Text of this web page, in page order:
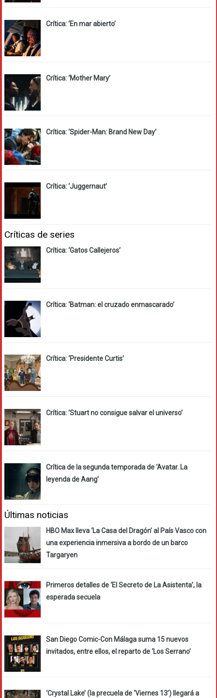
Crítica: ‘En mar abierto’
Crítica: ‘Mother Mary’
Crítica: ‘Spider-Man: Brand New Day’
Crítica: ‘Juggernaut’
Críticas de series
Crítica: ‘Gatos Callejeros’
Crítica: ‘Batman: el cruzado enmascarado’
Crítica: ‘Presidente Curtis’
Crítica: ‘Stuart no consigue salvar el universo’
Crítica de la segunda temporada de ‘Avatar. La
leyenda de Aang’
Últimas noticias
HBO Max lleva ‘La Casa del Dragón’ al País Vasco con
una experiencia inmersiva a bordo de un barco
Targaryen
Primeros detalles de ‘El Secreto de La Asistenta’, la
esperada secuela
San Diego Comic-Con Málaga suma 15 nuevos
invitados, entre ellos, el reparto de ‘Los Serrano’
‘Crystal Lake’ (la precuela de ‘Viernes 13’) llegará a